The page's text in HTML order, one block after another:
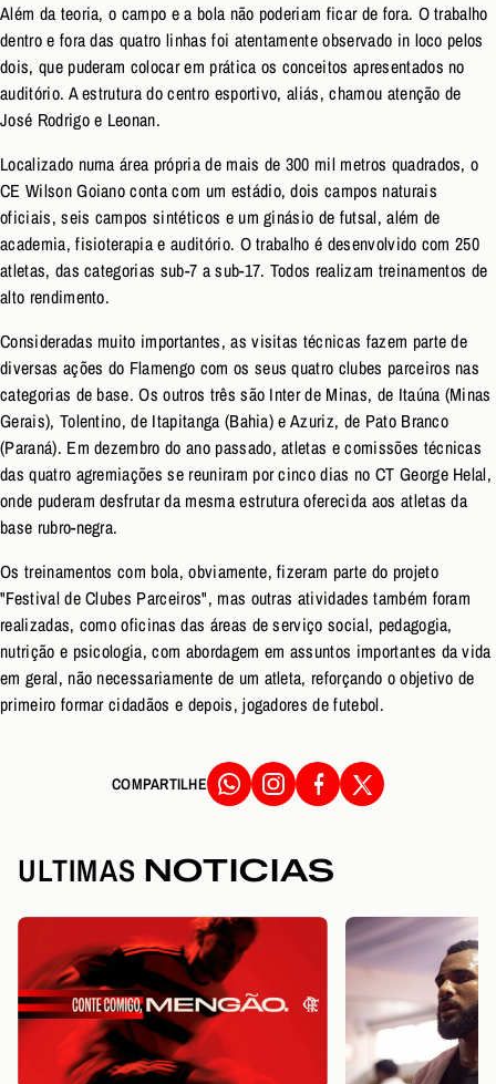
Além da teoria, o campo e a bola não poderiam ficar de fora. O trabalho
dentro e fora das quatro linhas foi atentamente observado in loco pelos
dois, que puderam colocar em prática os conceitos apresentados no
auditório. A estrutura do centro esportivo, aliás, chamou atenção de
José Rodrigo e Leonan.
Localizado numa área própria de mais de 300 mil metros quadrados, o
CE Wilson Goiano conta com um estádio, dois campos naturais
oficiais, seis campos sintéticos e um ginásio de futsal, além de
academia, fisioterapia e auditório. O trabalho é desenvolvido com 250
atletas, das categorias sub-7 a sub-17. Todos realizam treinamentos de
alto rendimento.
Consideradas muito importantes, as visitas técnicas fazem parte de
diversas ações do Flamengo com os seus quatro clubes parceiros nas
categorias de base. Os outros três são Inter de Minas, de Itaúna (Minas
Gerais), Tolentino, de Itapitanga (Bahia) e Azuriz, de Pato Branco
(Paraná). Em dezembro do ano passado, atletas e comissões técnicas
das quatro agremiações se reuniram por cinco dias no CT George Helal,
onde puderam desfrutar da mesma estrutura oferecida aos atletas da
base rubro-negra.
Os treinamentos com bola, obviamente, fizeram parte do projeto
"Festival de Clubes Parceiros", mas outras atividades também foram
realizadas, como oficinas das áreas de serviço social, pedagogia,
nutrição e psicologia, com abordagem em assuntos importantes da vida
em geral, não necessariamente de um atleta, reforçando o objetivo de
primeiro formar cidadãos e depois, jogadores de futebol.
COMPARTILHE
ULTIMAS NOTICIAS